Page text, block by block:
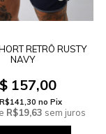
RETRÔ RUSTY
NAVY
157,00
R$141,30 no Pix
R$19,63 sem juros